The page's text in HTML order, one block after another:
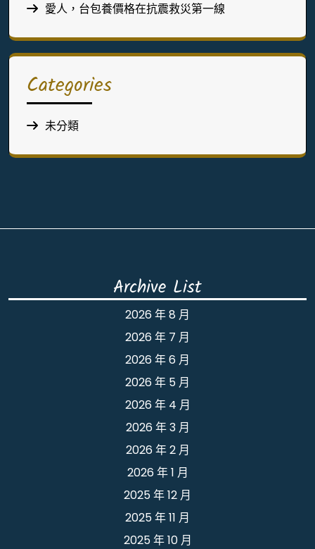
愛人，台包養價格在抗震救災第一線
Categories
未分類
Archive List
2026 年 8 月
2026 年 7 月
2026 年 6 月
2026 年 5 月
2026 年 4 月
2026 年 3 月
2026 年 2 月
2026 年 1 月
2025 年 12 月
2025 年 11 月
2025 年 10 月